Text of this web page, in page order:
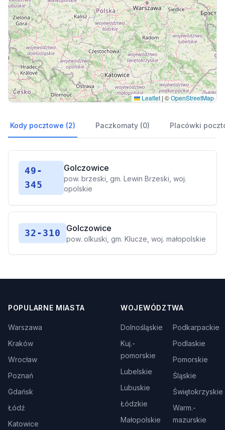
Leaflet | ©OpenStreetMap
Kody pocztowe (2) Paczkomaty (0) Placówki
49-
345
Golczowice
pow. brzeski, gm. Lewin Brzeski, woj.
opolskie
32-310 Golczowice
pow. olkuski, gm. Klucze, woj. małopolskie
POPULARNE MIASTA
Warszawa
Kraków
Wrocław
Poznań
Gdańsk
Łódź
Katowice
WOJEWÓDZTWA
Dolnośląskie
Kuj.-
pomorskie
Lubelskie
Lubuskie
Łódzkie
Małopolskie
Podkarpackie
Podlaskie
Pomorskie
Śląskie
Świętokrzyskie
Warm.-
mazurskie